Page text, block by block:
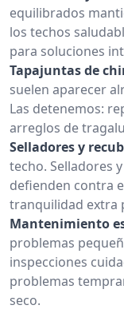
equilibrados
los techos
para soluciones
Tapajuntas de
suelen aparecer
Las detenemos:
arreglos de
Selladores y
techo. Selladores
defienden contra
tranquilidad extra
Mantenimiento
problemas
inspecciones
problemas
seco.